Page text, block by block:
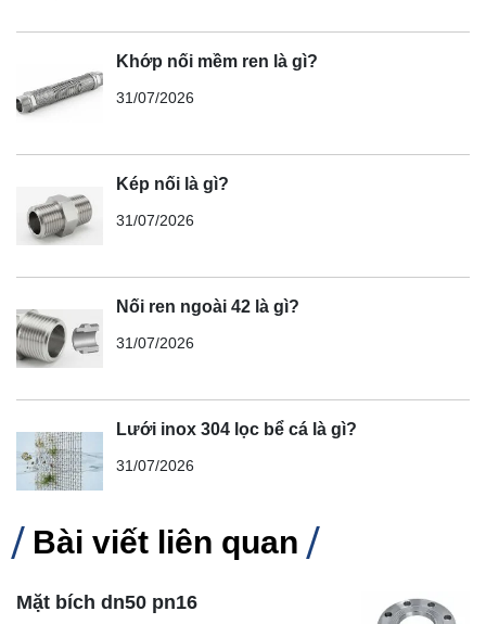
Khớp nối mềm ren là gì?
31/07/2026
Kép nối là gì?
31/07/2026
Nối ren ngoài 42 là gì?
31/07/2026
Lưới inox 304 lọc bể cá là gì?
31/07/2026
Bài viết liên quan
Mặt bích dn50 pn16